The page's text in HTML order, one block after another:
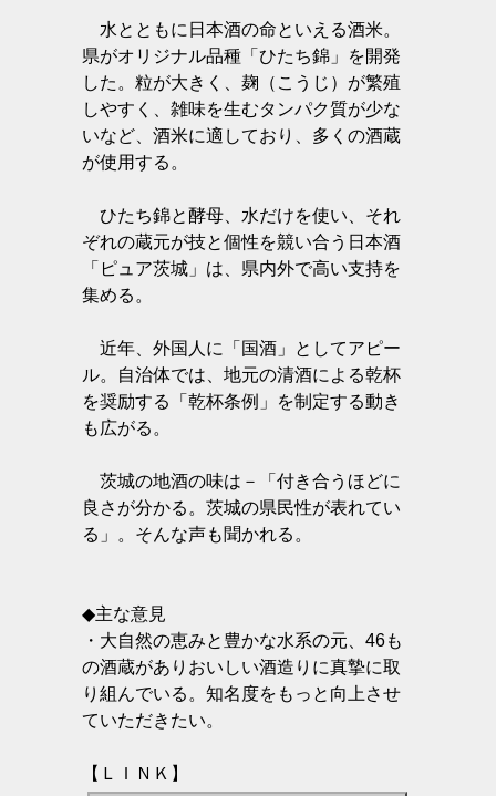
水とともに日本酒の命といえる酒米。
県がオリジナル品種「ひたち錦」を開発
した。粒が大きく、麹（こうじ）が繁殖
しやすく、雑味を生むタンパク質が少な
いなど、酒米に適しており、多くの酒蔵
が使用する。
ひたち錦と酵母、水だけを使い、それ
ぞれの蔵元が技と個性を競い合う日本酒
「ピュア茨城」は、県内外で高い支持を
集める。
近年、外国人に「国酒」としてアピー
ル。自治体では、地元の清酒による乾杯
を奨励する「乾杯条例」を制定する動き
も広がる。
茨城の地酒の味は－「付き合うほどに
良さが分かる。茨城の県民性が表れてい
る」。そんな声も聞かれる。
◆主な意見
・大自然の恵みと豊かな水系の元、46も
の酒蔵がありおいしい酒造りに真摯に取
り組んでいる。知名度をもっと向上させ
ていただきたい。
【ＬＩＮＫ】